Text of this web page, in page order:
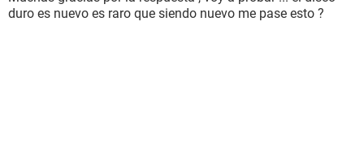
duro es nuevo es raro que siendo nuevo me pase esto ?